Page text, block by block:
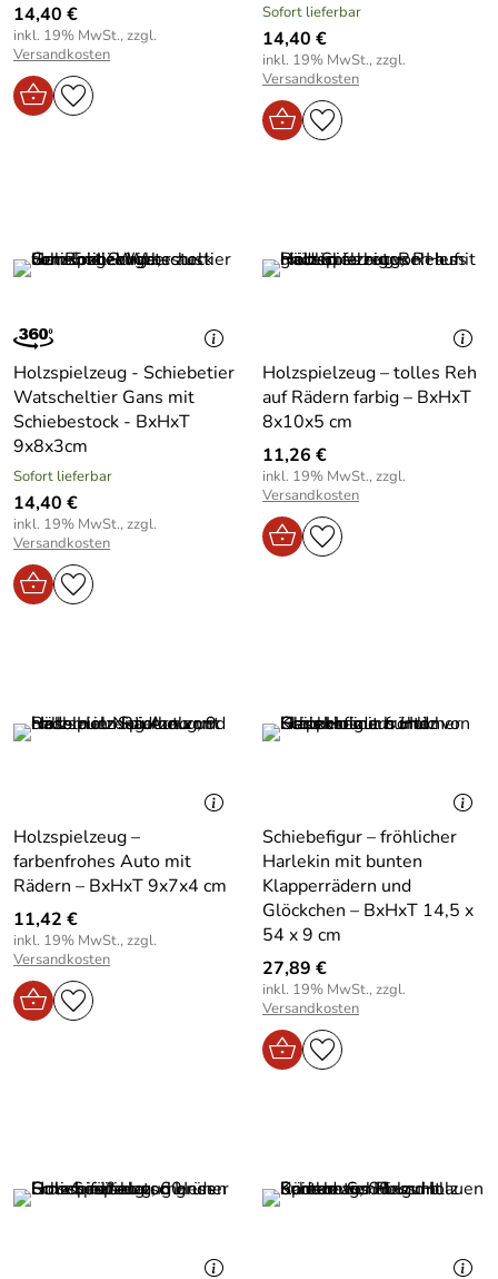
14,40 €
inkl. 19% MwSt., zzgl.
Versandkosten
Sofort lieferbar
14,40 €
inkl. 19% MwSt., zzgl.
Versandkosten
Holzspielzeug - Schiebetier
Watscheltier Gans mit
Schiebestock - BxHxT
9x8x3cm
Sofort lieferbar
14,40 €
inkl. 19% MwSt., zzgl.
Versandkosten
Holzspielzeug – tolles Reh
auf Rädern farbig – BxHxT
8x10x5 cm
11,26 €
inkl. 19% MwSt., zzgl.
Versandkosten
Holzspielzeug –
farbenfrohes Auto mit
Rädern – BxHxT 9x7x4 cm
11,42 €
inkl. 19% MwSt., zzgl.
Versandkosten
Schiebefigur – fröhlicher
Harlekin mit bunten
Klapperrädern und
Glöckchen – BxHxT 14,5 x
54 x 9 cm
27,89 €
inkl. 19% MwSt., zzgl.
Versandkosten